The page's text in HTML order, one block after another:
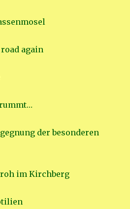
again
der besonderen
im Kirchberg